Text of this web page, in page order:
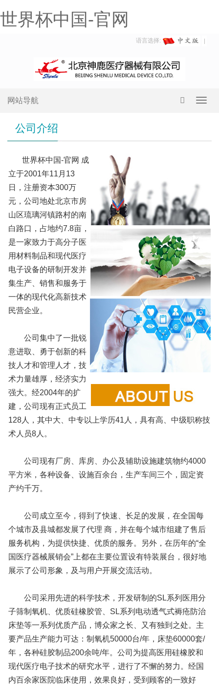
世界杯中国-官网
语言选择:
网站导航
公司介绍
世界杯中国-官网 成
立于2001年11月13
日，注册资本300万
元，公司地处北京市房
山区琉璃河镇路村的南
白路口，占地约7.8亩，
是一家致力于高分子医
用材料制品和现代医疗
电子设备的研制开发并
集生产、销售和服务于
一体的现代化高新技术
民营企业。
公司集中了一批锐
意进取、勇于创新的科
技人才和管理人才，技
术力量雄厚，经济实力
强大。经2004年的扩
建，公司现有正式员工
128人，其中大、中专以上学历41人，具有高、中级职称技
术人员8人。
公司现有厂房、库房、办公及辅助设施建筑物约4000
平方米，各种设备、设施百余台，生产车间三个，固定资
产约千万。
公司成立至今，得到了快速、长足的发展，在全国每
个城市及县城都发展了代理 商，并在每个城市组建了售后
服务机构，为提供快捷、优质的服务。另外，在历年的“全
国医疗器械展销会”上都在主要位置设有特装展台，很好地
展示了公司形象，及与用户开展交流活动。
公司采用先进的科学技术，开发研制的SL系列医用分
子筛制氧机、优质硅橡胶管、SL系列电动透气式褥疮防治
床垫等一系列优质产品，博众家之长、又有独到之处。主
要产品生产能力可达：制氧机50000台/年，床垫60000套/
年，各种硅胶制品200余吨/年。公司为提高医用硅橡胶和
现代医疗电子技术的研究水平，进行了不懈的努力。经国
内百余家医院临床使用，效果良好，受到顾客的一致好